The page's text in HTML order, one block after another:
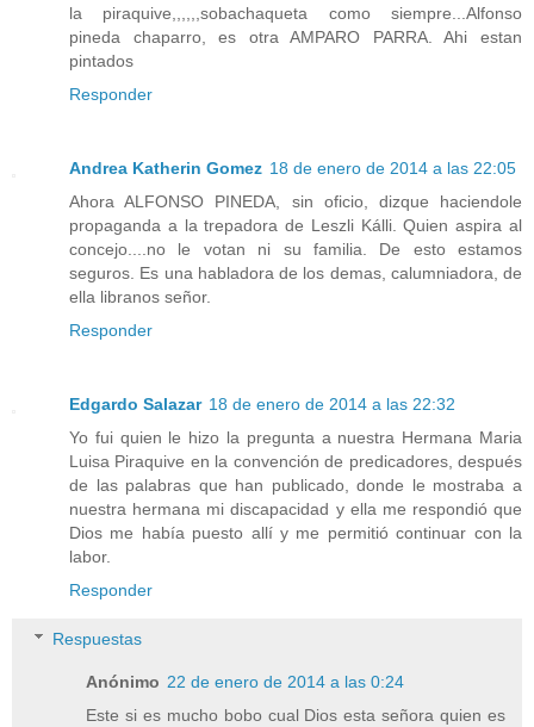
la piraquive,,,,,,sobachaqueta como siempre...Alfonso
pineda chaparro, es otra AMPARO PARRA. Ahi estan
pintados
Responder
Andrea Katherin Gomez 18 de enero de 2014 a las 22:05
Ahora ALFONSO PINEDA, sin oficio, dizque haciendole
propaganda a la trepadora de Leszli Kálli. Quien aspira al
concejo....no le votan ni su familia. De esto estamos
seguros. Es una habladora de los demas, calumniadora, de
ella libranos señor.
Responder
Edgardo Salazar 18 de enero de 2014 a las 22:32
Yo fui quien le hizo la pregunta a nuestra Hermana Maria
Luisa Piraquive en la convención de predicadores, después
de las palabras que han publicado, donde le mostraba a
nuestra hermana mi discapacidad y ella me respondió que
Dios me había puesto allí y me permitió continuar con la
labor.
Responder
Respuestas
Anónimo 22 de enero de 2014 a las 0:24
Este si es mucho bobo cual Dios esta señora quien es